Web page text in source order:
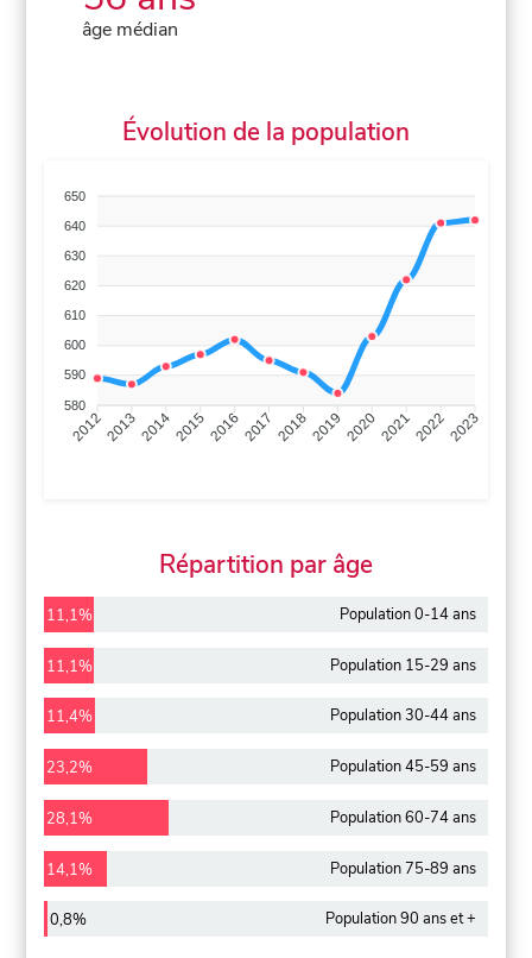
âge médian
Évolution de la population
650
640
630
620
610
600
590
580
201220132014201520162017 20182019 2020202120222023
Répartition par âge
11,1% Population 0-14 ans
11,1% Population 15-29 ans
11,4% Population 30-44 ans
23,2% Population 45-59 ans
28,1% Population 60-74 ans
14,1% Population 75-89 ans
0,8% Population 90 ans et +